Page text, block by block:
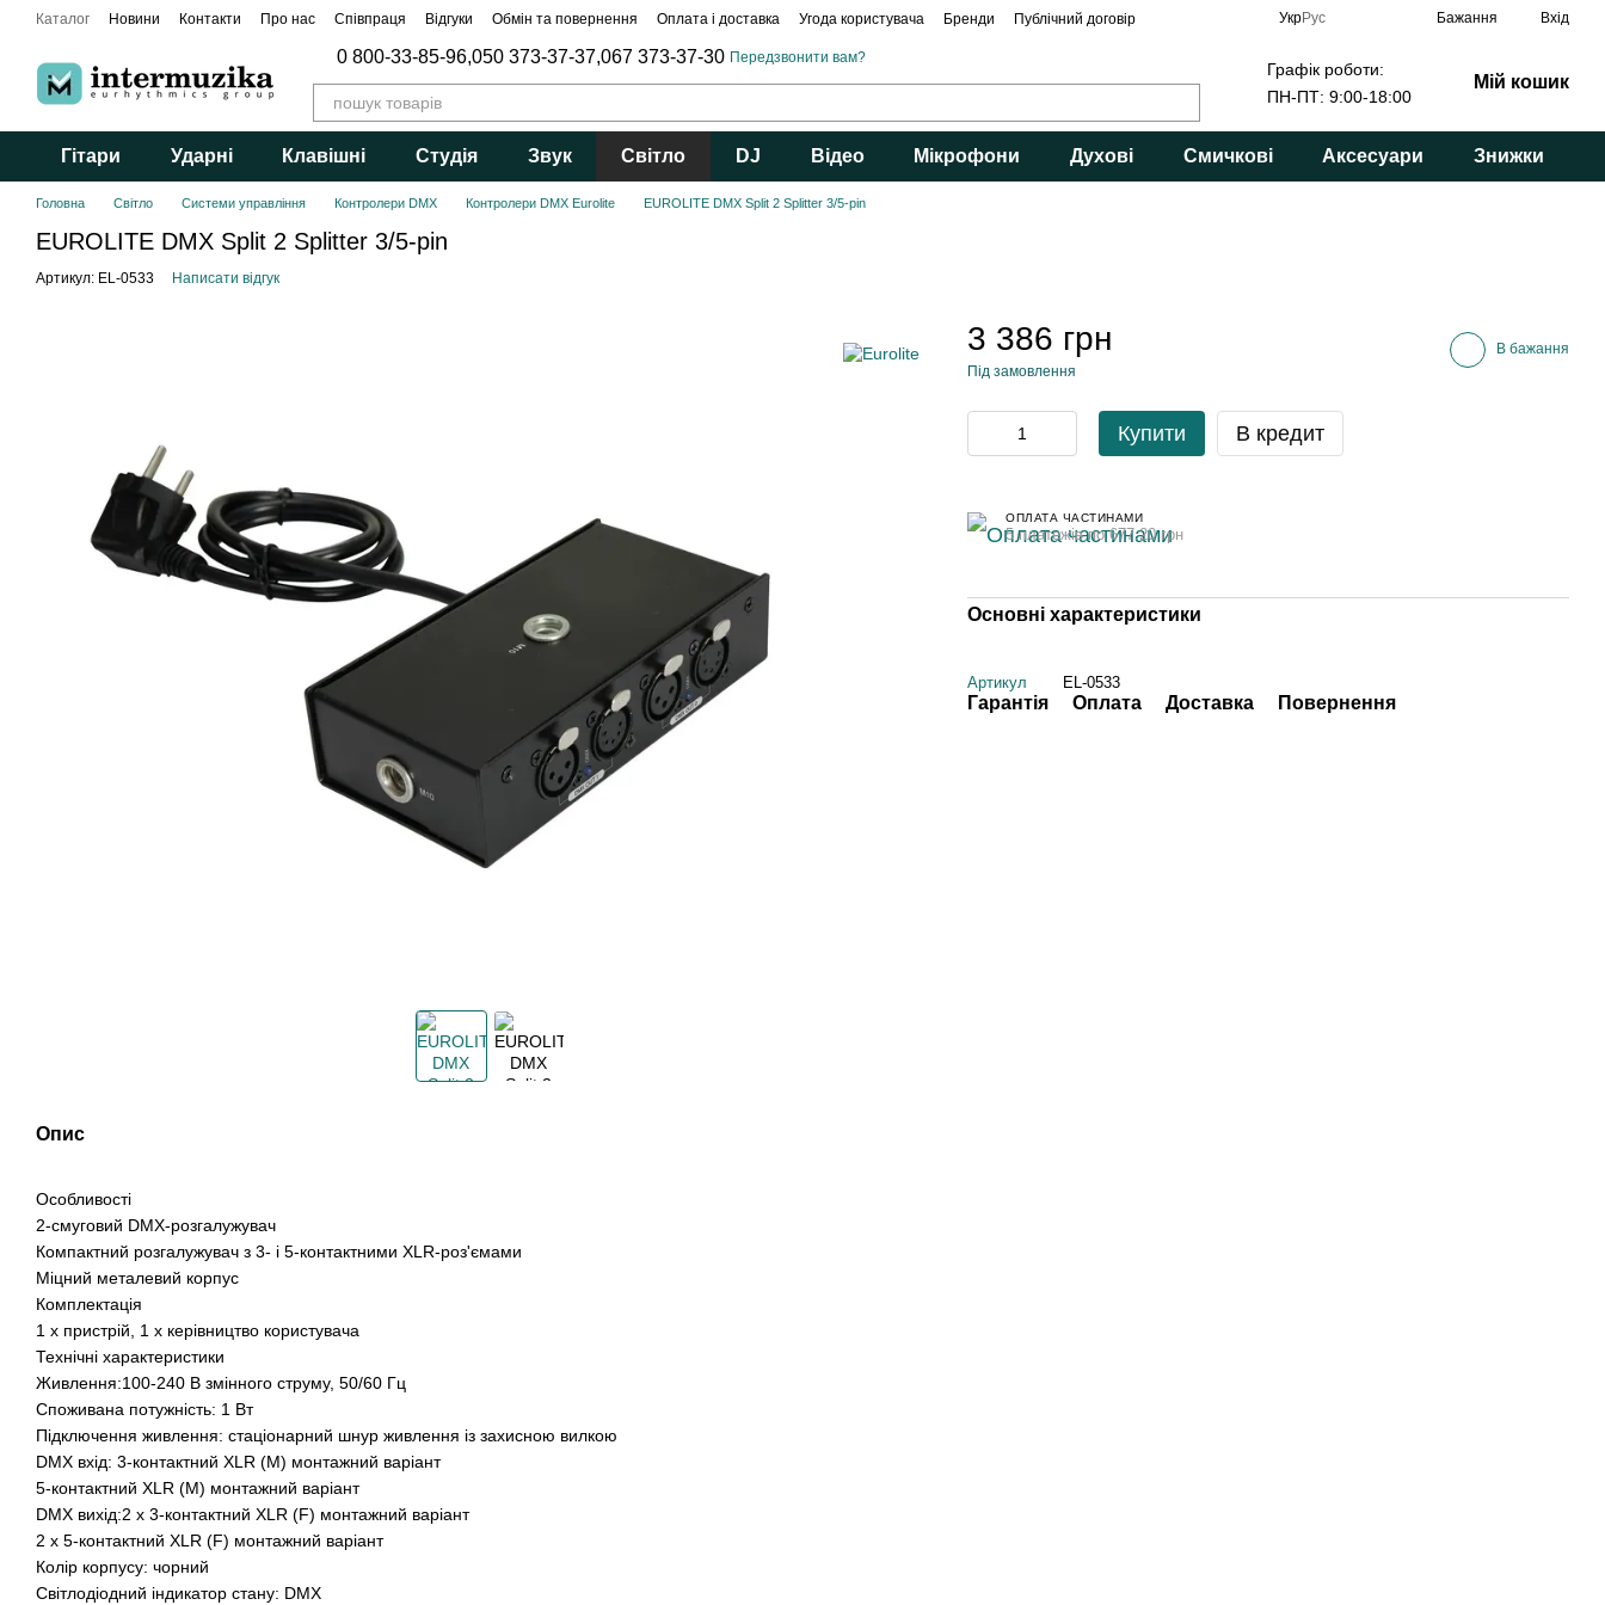
Перейти до основного контенту
Каталог Новини Контакти Про нас Співпраця Відгуки Обмін та повернення Оплата і доставка Угода користувача Бренди Публічний договір УкрРус Бажання Вхід
0 800-33-85-96,050 373-37-37,067 373-37-30 Передзвонити вам?
Графік роботи:
ПН-ПТ: 9:00-18:00
Мій кошик
Гітари Ударні Клавішні Студія Звук Світло DJ Відео Мікрофони Духові Смичкові Аксесуари Знижки
Головна Світло Системи управління Контролери DMX Контролери DMX Eurolite EUROLITE DMX Split 2 Splitter 3/5-pin
EUROLITE DMX Split 2 Splitter 3/5-pin
Артикул: EL-0533 Написати відгук
Опис
Особливості
2-смуговий DMX-розгалужувач
Компактний розгалужувач з 3- і 5-контактними XLR-роз'ємами
Міцний металевий корпус
Комплектація
1 х пристрій, 1 х керівництво користувача
Технічні характеристики
Живлення:100-240 В змінного струму, 50/60 Гц
Споживана потужність: 1 Вт
Підключення живлення: стаціонарний шнур живлення із захисною вилкою
DMX вхід: 3-контактний XLR (M) монтажний варіант
5-контактний XLR (M) монтажний варіант
DMX вихід:2 x 3-контактний XLR (F) монтажний варіант
2 x 5-контактний XLR (F) монтажний варіант
Колір корпусу: чорний
Світлодіодний індикатор стану: DMX
3 386 грн
Під замовлення
В бажання
Купити В кредит
ОПЛАТА ЧАСТИНАМИ
5 платежів по 677.20 грн
Основні характеристики
Артикул EL-0533
Гарантія Оплата Доставка Повернення